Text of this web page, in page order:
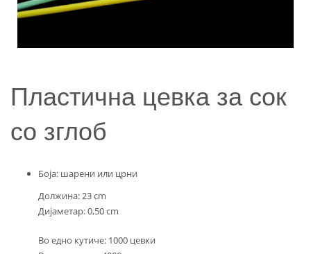
Пластична цевка за сок
со зглоб
Боја: шарени или црни
Должина: 23 cm
Дијаметар: 0,50 cm
Во едно кутиче: 1000 цевки